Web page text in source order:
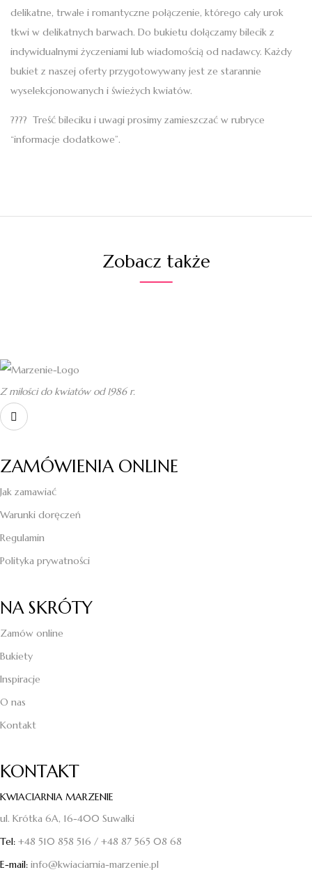
delikatne, trwałe i romantyczne połączenie, którego cały urok
tkwi w delikatnych barwach. Do bukietu dołączamy bilecik z
indywidualnymi życzeniami lub wiadomością od nadawcy. Każdy
bukiet z naszej oferty przygotowywany jest ze starannie
wyselekcjonowanych i świeżych kwiatów.
???? Treść bileciku i uwagi prosimy zamieszczać w rubryce
“informacje dodatkowe”.
Zobacz także
Z miłości do kwiatów od 1986 r.
ZAMÓWIENIA ONLINE
Jak zamawiać
Warunki doręczeń
Regulamin
Polityka prywatności
NA SKRÓTY
Zamów online
Bukiety
Inspiracje
O nas
Kontakt
KONTAKT
KWIACIARNIA MARZENIE
ul. Krótka 6A, 16-400 Suwałki
Tel: +48 510 858 516 / +48 87 565 08 68
E-mail: info@kwiaciarnia-marzenie.pl